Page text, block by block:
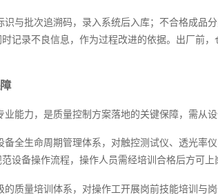
识与批次追溯码，录入系统后入库；不合格成品
记录不良信息，作为过程改进的依据。出厂前
能力，是质量控制方案落地的关键保障，需从
备全生命周期管理体系，对触控测试仪、透光率
设备操作流程，操作人员需经培训合格后方可
的质量培训体系，对操作工开展岗前技能培训与